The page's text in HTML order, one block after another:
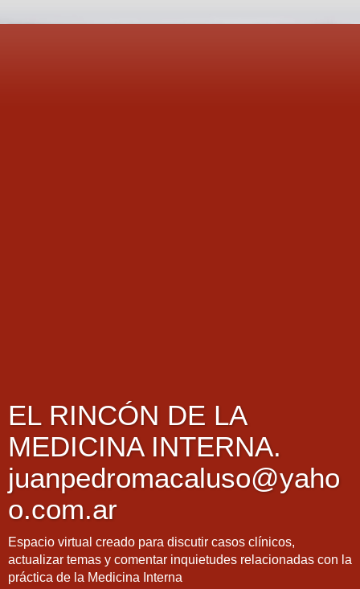
EL RINCÓN DE LA
MEDICINA INTERNA.
juanpedromacaluso@yaho
o.com.ar
Espacio virtual creado para discutir casos clínicos,
actualizar temas y comentar inquietudes relacionadas con la
práctica de la Medicina Interna